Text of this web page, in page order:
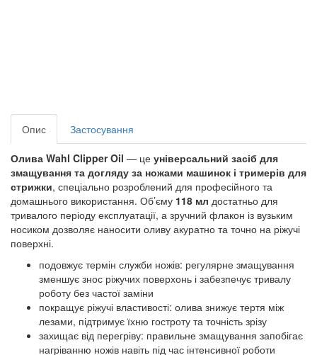
Опис Застосування
Олива Wahl Clipper Oil — це універсальний засіб для
змащування та догляду за ножами машинок і тримерів для
стрижки, спеціально розроблений для професійного та
домашнього використання. Об’єму 118 мл достатньо для
тривалого періоду експлуатації, а зручний флакон із вузьким
носиком дозволяє наносити оливу акуратно та точно на ріжучі
поверхні.
подовжує термін служби ножів: регулярне змащування
зменшує знос ріжучих поверхонь і забезпечує тривалу
роботу без частої заміни
покращує ріжучі властивості: олива знижує тертя між
лезами, підтримує їхню гостроту та точність зрізу
захищає від перегріву: правильне змащування запобігає
нагріванню ножів навіть під час інтенсивної роботи